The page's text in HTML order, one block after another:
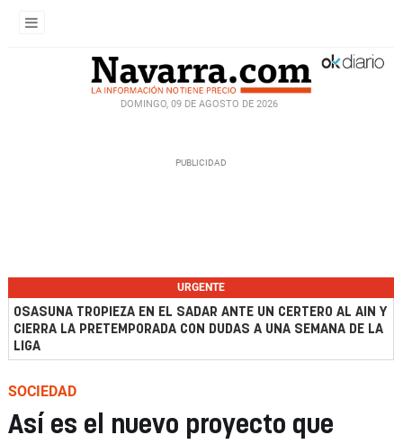
DOMINGO, 09 DE AGOSTO DE 2026
URGENTE
OSASUNA TROPIEZA EN EL SADAR ANTE UN CERTERO AL AIN Y
CIERRA LA PRETEMPORADA CON DUDAS A UNA SEMANA DE LA
LIGA
SOCIEDAD
Así es el nuevo proyecto que